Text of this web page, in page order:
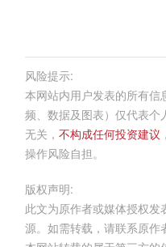
风险提示:
本网站内用户发表的所有
频、数据及图表）仅代表个
无关， 不构成任何投资建议
操作风险自担。
版权声明:
此文为原作者或媒体授权发
源。如需转载，请联系原作